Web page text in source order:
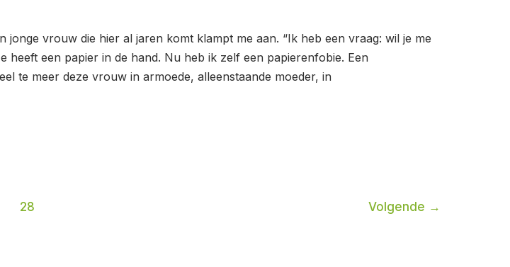
jonge vrouw die hier al jaren komt klampt me aan. “Ik heb een vraag: wil je me
heeft een papier in de hand. Nu heb ik zelf een papierenfobie. Een
te meer deze vrouw in armoede, alleenstaande moeder, in
28 Volgende →